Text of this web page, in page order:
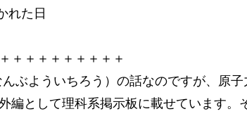
れた日
＋＋＋＋＋＋＋＋＋
ぶよういちろう）の話なのですが、原
編として理科系掲示板に載せています。